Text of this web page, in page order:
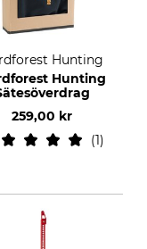
Hunting
Hunting
259,00 kr
1